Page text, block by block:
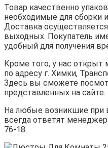
Товар качественно
необходимые для сборки
Доставка
выходных. Покупатель
удобный для получения
Кроме того, у нас
по адресу г. Химки,
Здесь вы сможете
представленных на сайте.
На любые возникшие
всегда ответят
76-18.